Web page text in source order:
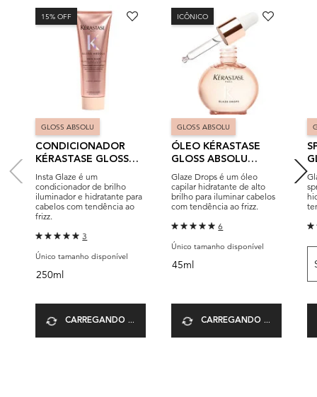
15% OFF
GLOSS ABSOLU
CONDICIONADOR
KÉRASTASE GLOSS
ABSOLU INSTA GLAZE
Insta Glaze é um
condicionador de brilho
iluminador e hidratante para
cabelos com tendência ao
frizz.
3
Único tamanho disponível
250ml
CARREGANDO ...
ICÔNICO
GLOSS ABSOLU
ÓLEO KÉRASTASE
GLOSS ABSOLU
GLAZE DROPS
Glaze Drops é um óleo
capilar hidratante de alto
brilho para iluminar cabelos
com tendência ao frizz.
6
Único tamanho disponível
45ml
CARREGANDO ...